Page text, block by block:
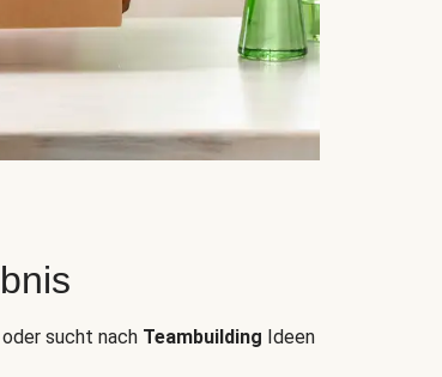
sucht nach Teambuilding Ideen